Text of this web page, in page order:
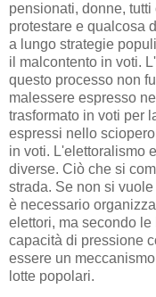
pensionati, donne,
protestare e qualcosa
a lungo strategie
il malcontento in voti.
questo processo non
malessere espresso
trasformato in voti per
espressi nello
in voti. L'elettoralismo
diverse. Ciò che si
strada. Se non si
è necessario
elettori, ma secondo
capacità di pressione
essere un
lotte popolari.